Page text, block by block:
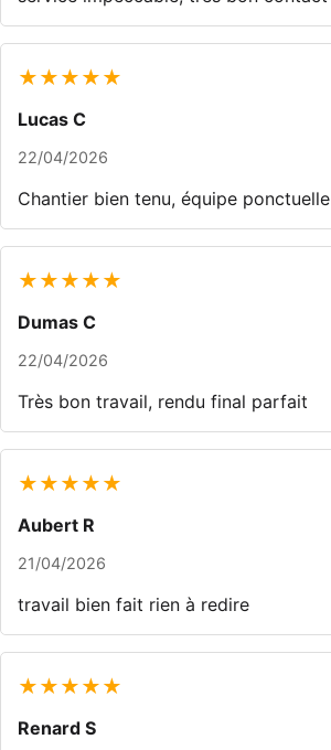
★★★★★
Lucas C
22/04/2026
Chantier bien tenu, équipe ponctuelle
★★★★★
Dumas C
22/04/2026
Très bon travail, rendu final parfait
★★★★★
Aubert R
21/04/2026
travail bien fait rien à redire
★★★★★
Renard S